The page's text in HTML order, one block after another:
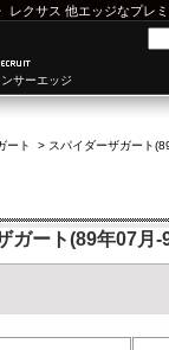
レクサス 他エッジなプレ
サーエッジ
ート > スパイダーザガート
ガート(89年07月-